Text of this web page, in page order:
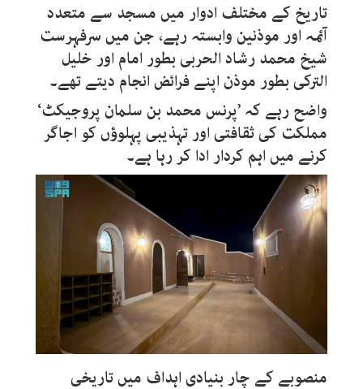
تاریخ کے مختلف ادوار میں مسجد سے متعدد
آئمہ اور موذنین وابستہ رہے، جن میں سرفہرست
شیخ محمد رشاد الحربی بطور امام اور خلیل
الترکی بطور موذن اپنے فرائض انجام دیتے تھے۔
واضح رہے کہ ’پرنس محمد بن سلمان پروجیکٹ‘
مملکت کی ثقافتی اور تہذیبی پہلوؤں کو اجاگر
کرنے میں اہم کردار ادا کر رہا ہے۔
منصوبے کے چار بنیادی اہداف میں تاریخی